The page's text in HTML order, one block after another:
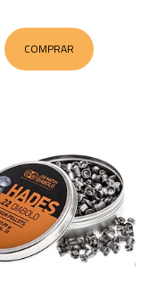
COMPRAR